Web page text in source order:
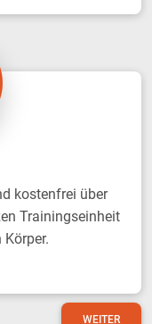
kostenfrei über
Trainingseinheit
WEITER